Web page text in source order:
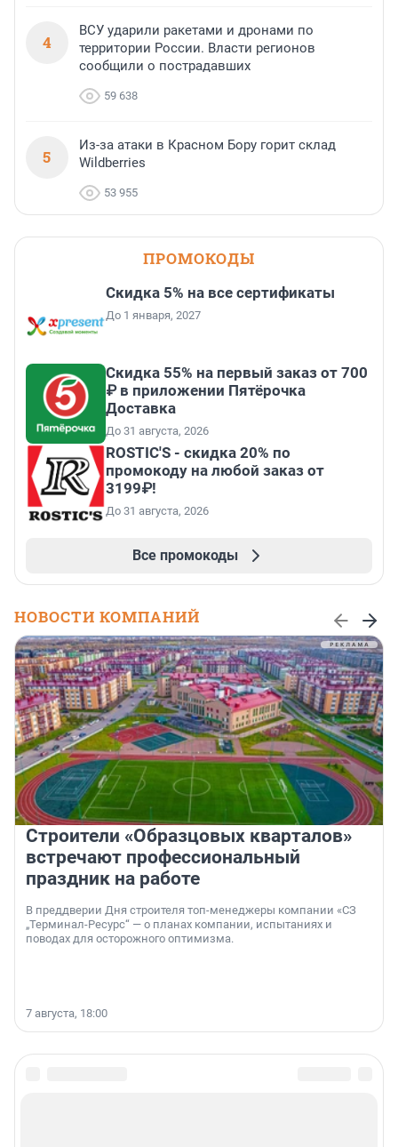
4
ВСУ ударили ракетами и дронами по
территории России. Власти регионов
сообщили о пострадавших
59 638
5
Из-за атаки в Красном Бору горит склад
Wildberries
53 955
ПРОМОКОДЫ
Скидка 5% на все сертификаты
До 1 января, 2027
Скидка 55% на первый заказ от 700
₽ в приложении Пятёрочка
Доставка
До 31 августа, 2026
ROSTIC'S - скидка 20% по
промокоду на любой заказ от
3199₽!
До 31 августа, 2026
Все промокоды
НОВОСТИ КОМПАНИЙ
Строители «Образцовых кварталов»
встречают профессиональный
праздник на работе
В преддверии Дня строителя топ-менеджеры компании «СЗ
„Терминал-Ресурс“ — о планах компании, испытаниях и
поводах для осторожного оптимизма.
7 августа, 18:00